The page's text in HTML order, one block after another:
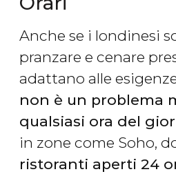
Anche se i londinesi
pranzare e cenare
adattano alle
non è un problema
qualsiasi ora del
in zone come Soho,
ristoranti aperti 24